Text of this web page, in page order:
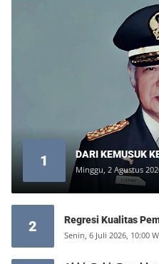
1 DARI KEMUSUK
Minggu, 2 Agustus
2 Regresi Kualitas
Senin, 6 Juli 2026, 10:00